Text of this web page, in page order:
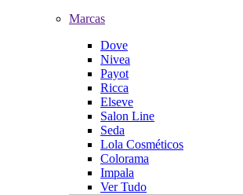
Marcas
Dove
Nivea
Payot
Ricca
Elseve
Salon Line
Seda
Lola Cosméticos
Colorama
Impala
Ver Tudo